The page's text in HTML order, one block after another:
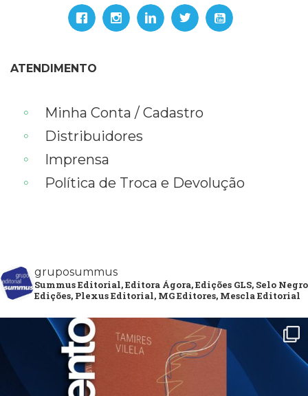
ATENDIMENTO
Minha Conta / Cadastro
Distribuidores
Imprensa
Política de Troca e Devolução
gruposummus
Summus Editorial, Editora Ágora, Edições GLS, Selo Negro
Edições, Plexus Editorial, MG Editores, Mescla Editorial